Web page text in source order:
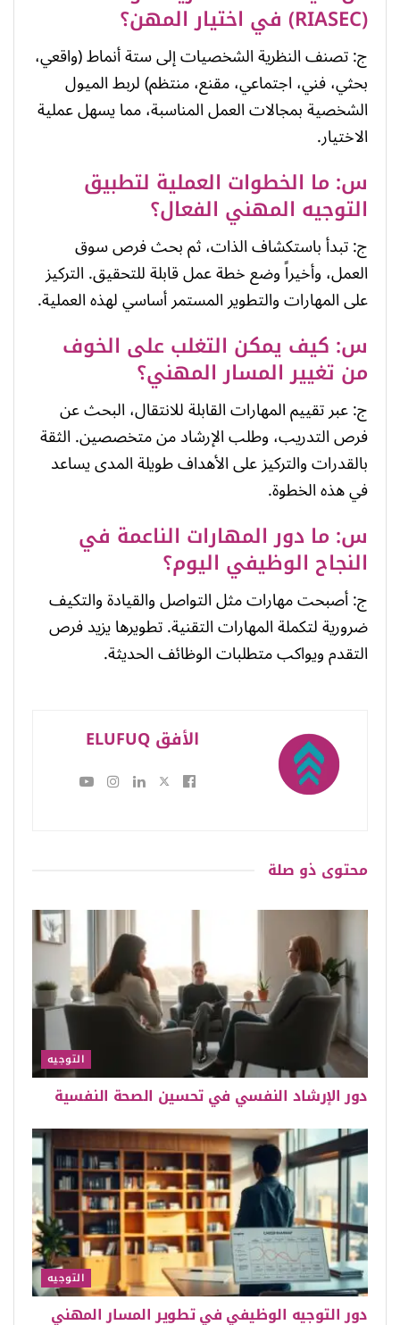
(RIASEC) في اختيار المهن؟
ج: تصنف النظرية الشخصيات إلى ستة أنماط (واقعي،
بحثي، فني، اجتماعي، مقنع، منتظم) لربط الميول
الشخصية بمجالات العمل المناسبة، مما يسهل عملية
الاختيار.
س: ما الخطوات العملية لتطبيق
التوجيه المهني الفعال؟
ج: تبدأ باستكشاف الذات، ثم بحث فرص سوق
العمل، وأخيراً وضع خطة عمل قابلة للتحقيق. التركيز
على المهارات والتطوير المستمر أساسي لهذه العملية.
س: كيف يمكن التغلب على الخوف
من تغيير المسار المهني؟
ج: عبر تقييم المهارات القابلة للانتقال، البحث عن
فرص التدريب، وطلب الإرشاد من متخصصين. الثقة
بالقدرات والتركيز على الأهداف طويلة المدى يساعد
في هذه الخطوة.
س: ما دور المهارات الناعمة في
النجاح الوظيفي اليوم؟
ج: أصبحت مهارات مثل التواصل والقيادة والتكيف
ضرورية لتكملة المهارات التقنية. تطويرها يزيد فرص
التقدم ويواكب متطلبات الوظائف الحديثة.
الأفق ELUFUQ
محتوى ذو صلة
التوجيه
دور الإرشاد النفسي في تحسين الصحة النفسية
التوجيه
دور التوجيه الوظيفي في تطوير المسار المهني